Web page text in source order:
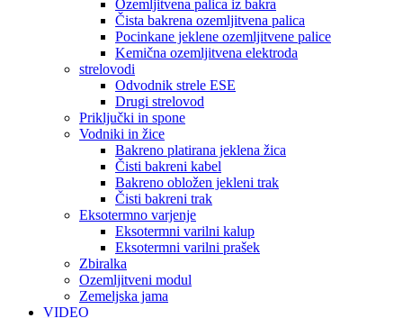
Ozemljitvena palica iz bakra
Čista bakrena ozemljitvena palica
Pocinkane jeklene ozemljitvene palice
Kemična ozemljitvena elektroda
strelovodi
Odvodnik strele ESE
Drugi strelovod
Priključki in spone
Vodniki in žice
Bakreno platirana jeklena žica
Čisti bakreni kabel
Bakreno obložen jekleni trak
Čisti bakreni trak
Eksotermno varjenje
Eksotermni varilni kalup
Eksotermni varilni prašek
Zbiralka
Ozemljitveni modul
Zemeljska jama
VIDEO